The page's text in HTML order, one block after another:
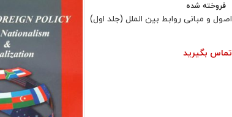
فروخته شده
اصول و مبانی روابط بین الملل (جلد اول)
تماس بگیرید